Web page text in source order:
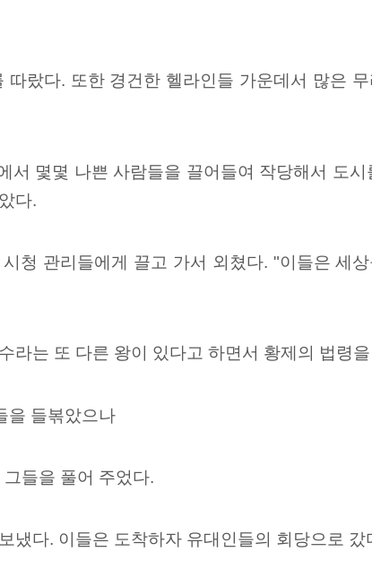
랐다. 또한 경건한 헬라인들 가운데서 많은 무
서 몇몇 나쁜 사람들을 끌어들여 작당해서 도
다.
청 관리들에게 끌고 가서 외쳤다. "이들은 세
라는 또 다른 왕이 있다고 하면서 황제의 법령
을 들볶았으나
들을 풀어 주었다.
냈다. 이들은 도착하자 유대인들의 회당으로 갔